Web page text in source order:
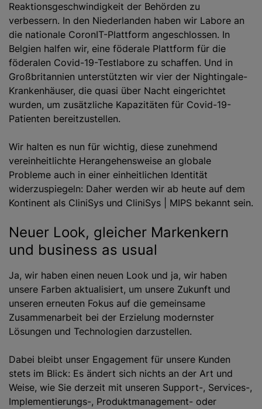
Reaktionsgeschwindigkeit der Behörden zu
verbessern. In den Niederlanden haben wir Labore an
die nationale CoronIT-Plattform angeschlossen. In
Belgien halfen wir, eine föderale Plattform für die
föderalen Covid-19-Testlabore zu schaffen. Und in
Großbritannien unterstützten wir vier der Nightingale-
Krankenhäuser, die quasi über Nacht eingerichtet
wurden, um zusätzliche Kapazitäten für Covid-19-
Patienten bereitzustellen.
Wir halten es nun für wichtig, diese zunehmend
vereinheitlichte Herangehensweise an globale
Probleme auch in einer einheitlichen Identität
widerzuspiegeln: Daher werden wir ab heute auf dem
Kontinent als CliniSys und CliniSys | MIPS bekannt sein.
Neuer Look, gleicher Markenkern
und business as usual
Ja, wir haben einen neuen Look und ja, wir haben
unsere Farben aktualisiert, um unsere Zukunft und
unseren erneuten Fokus auf die gemeinsame
Zusammenarbeit bei der Erzielung modernster
Lösungen und Technologien darzustellen.
Dabei bleibt unser Engagement für unsere Kunden
stets im Blick: Es ändert sich nichts an der Art und
Weise, wie Sie derzeit mit unseren Support-, Services-,
Implementierungs-, Produktmanagement- oder